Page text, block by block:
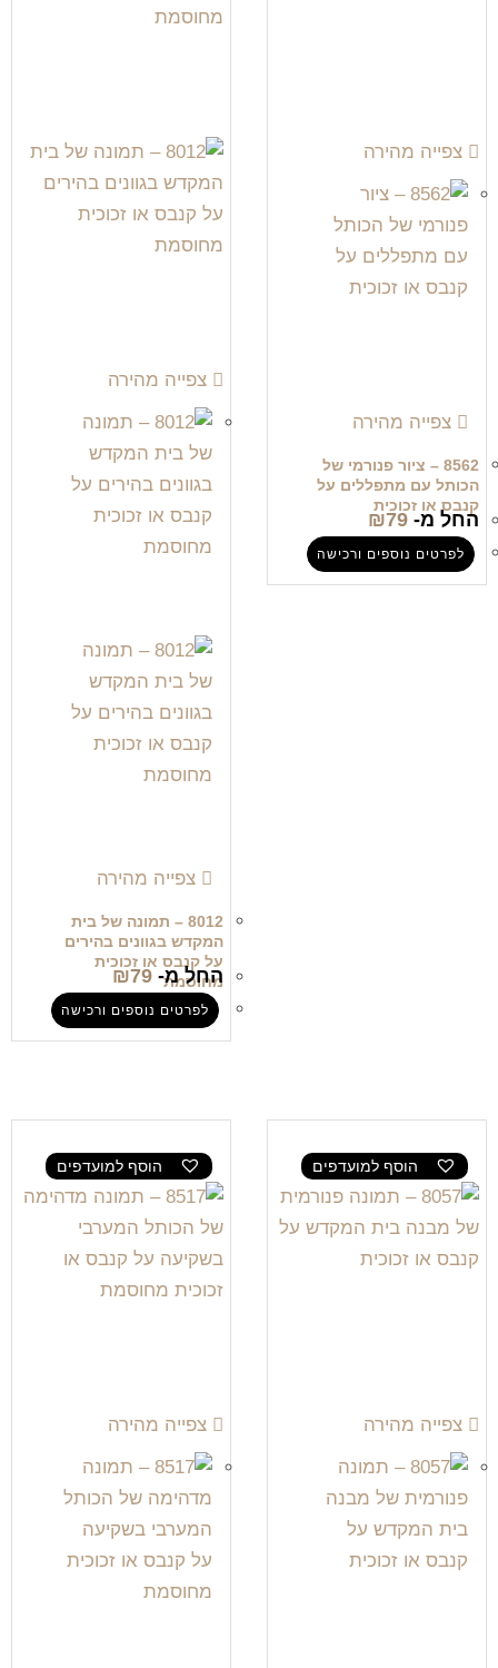
צפייה מהירה
צפייה מהירה
8562 – ציור פנורמי של
הכותל עם מתפללים על
קנבס או זכוכית
החל מ- ₪79
לפרטים נוספים ורכישה
צפייה מהירה
צפייה מהירה
8012 – תמונה של בית
המקדש בגוונים בהירים
על קנבס או זכוכית
מחוסמת
החל מ- ₪79
לפרטים נוספים ורכישה
הוסף למועדפים
צפייה מהירה
הוסף למועדפים
צפייה מהירה